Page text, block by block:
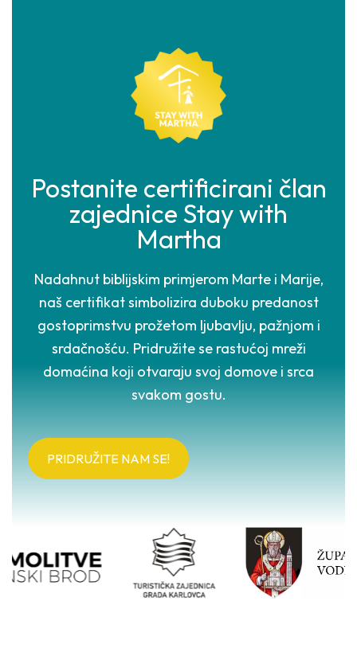
Postanite certificirani član
zajednice Stay with
Martha
Nadahnut biblijskim primjerom Marte i Marije,
naš certifikat simbolizira duboku predanost
gostoprimstvu prožetom ljubavlju, pažnjom i
srdačnošću. Pridružite se rastućoj mreži
domaćina koji otvaraju svoj domove i srca
svakom gostu.
PRIDRUŽITE NAM SE!